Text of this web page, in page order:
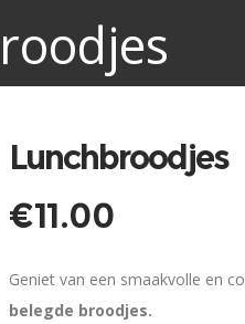
Lunchbroodjes
€11.00
Geniet van een smaakvolle en
belegde broodjes.